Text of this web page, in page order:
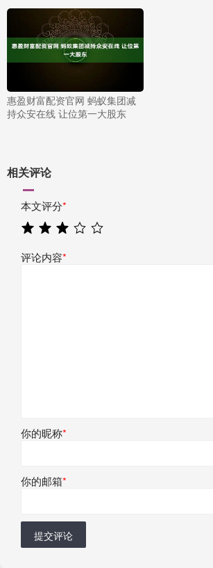
惠盈财富配资官网 蚂蚁集团减
持众安在线 让位第一大股东
相关评论
本文评分*
评论内容*
你的昵称*
你的邮箱*
提交评论